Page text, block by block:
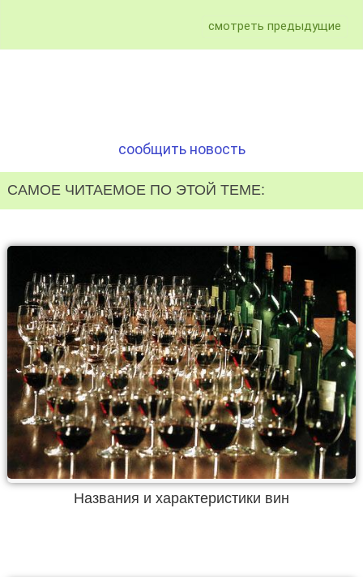
смотреть предыдущие
сообщить новость
САМОЕ ЧИТАЕМОЕ ПО ЭТОЙ ТЕМЕ:
Названия и характеристики вин